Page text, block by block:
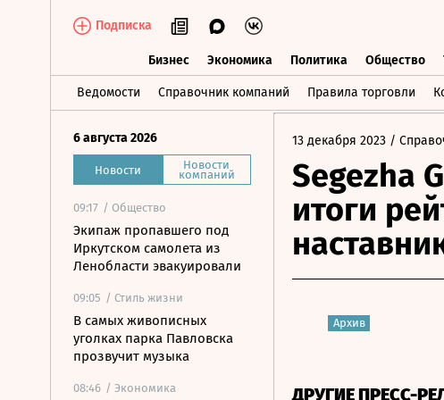
Подписка
Бизнес Экономика Политика Общество
Ведомости Справочник компаний Правила торговли
Бизнес Экономика Политика
6 августа 2026
Новости Новости
компаний
09:17 / Общество
Экипаж пропавшего под
Иркутском самолета из
Ленобласти эвакуировали
09:05 / Стиль жизни
В самых живописных
уголках парка Павловска
прозвучит музыка
08:46 / Экономика
13 декабря 2023 /
Segezha
итоги
Архив
ДРУГИЕ ПРЕСС-